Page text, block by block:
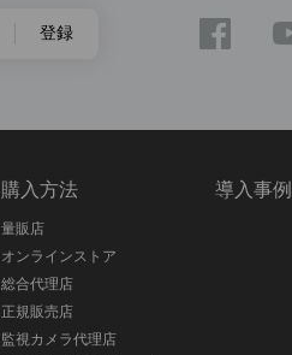
登録
購入方法
量販店
オンラインストア
総合代理店
正規販売店
監視カメラ代理店
導入事例